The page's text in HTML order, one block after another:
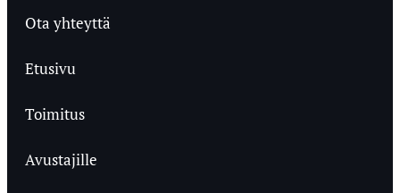
Ota yhteyttä
Etusivu
Toimitus
Avustajille